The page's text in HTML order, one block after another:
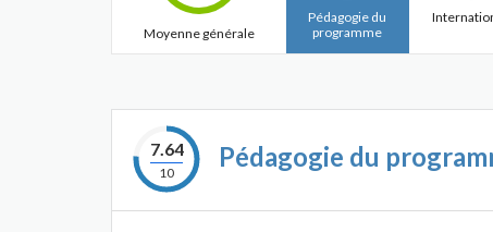
Moyenne générale
Pédagogie du
programme
7.64
10
Pédagogie du